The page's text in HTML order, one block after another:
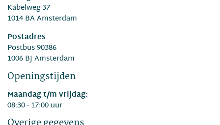
Kabelweg 37
1014 BA Amsterdam
Postadres
Postbus 90386
1006 BJ Amsterdam
Openingstijden
Maandag t/m vrijdag:
08:30 - 17:00 uur